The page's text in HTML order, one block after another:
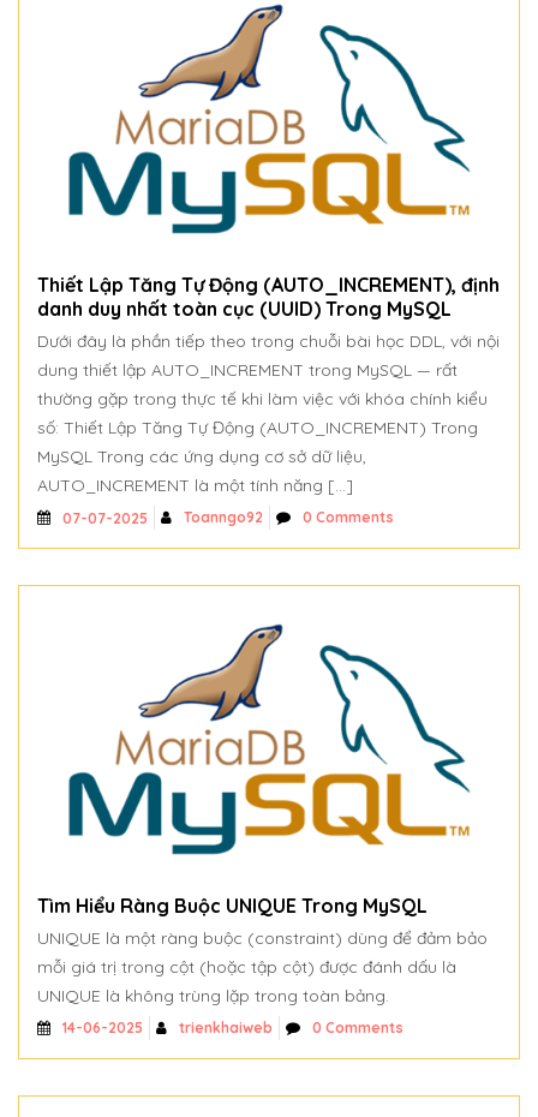
Thiết Lập Tăng Tự Động (AUTO_INCREMENT), định
danh duy nhất toàn cục (UUID) Trong MySQL
Dưới đây là phần tiếp theo trong chuỗi bài học DDL, với nội
dung thiết lập AUTO_INCREMENT trong MySQL — rất
thường gặp trong thực tế khi làm việc với khóa chính kiểu
số: Thiết Lập Tăng Tự Động (AUTO_INCREMENT) Trong
MySQL Trong các ứng dụng cơ sở dữ liệu,
AUTO_INCREMENT là một tính năng […]
07-07-2025 Toanngo92 0 Comments
Tìm Hiểu Ràng Buộc UNIQUE Trong MySQL
UNIQUE là một ràng buộc (constraint) dùng để đảm bảo
mỗi giá trị trong cột (hoặc tập cột) được đánh dấu là
UNIQUE là không trùng lặp trong toàn bảng.
14-06-2025 trienkhaiweb 0 Comments